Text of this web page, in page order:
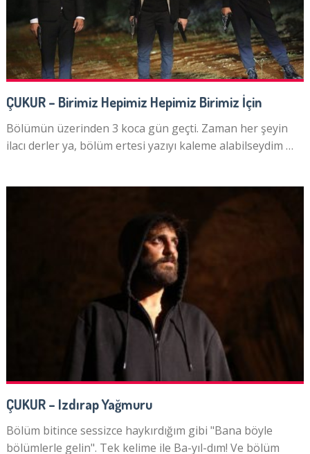
ÇUKUR – Birimiz Hepimiz Hepimiz Birimiz İçin
Bölümün üzerinden 3 koca gün geçti. Zaman her şeyin
ilacı derler ya, bölüm ertesi yazıyı kaleme alabilseydim …
ÇUKUR – Izdırap Yağmuru
Bölüm bitince sessizce haykırdığım gibi "Bana böyle
bölümlerle gelin". Tek kelime ile Ba-yıl-dım! Ve bölüm